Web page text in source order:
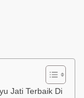
Jati Terbaik Di